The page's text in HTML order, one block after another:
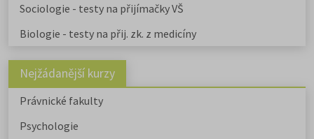
Sociologie - testy na přijímačky VŠ
Biologie - testy na přij. zk. z medicíny
Nejžádanější kurzy
Právnické fakulty
Psychologie